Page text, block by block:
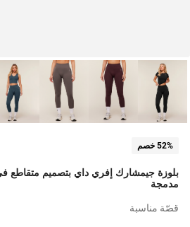
52% خصم
بلوزة جيمشارك إفري داي بتصميم متقاطع
مدمجة
قصّة مناسبة